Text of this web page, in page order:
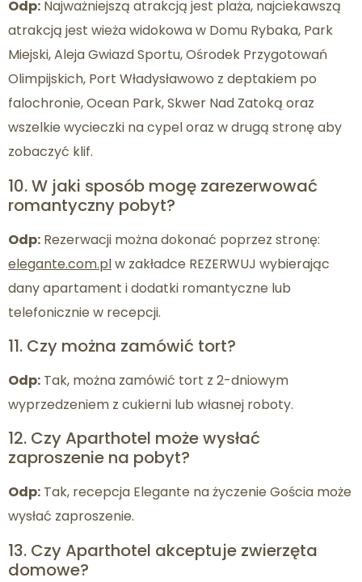
Odp: Najważniejszą atrakcją jest plaża, najciekawszą
atrakcją jest wieża widokowa w Domu Rybaka, Park
Miejski, Aleja Gwiazd Sportu, Ośrodek Przygotowań
Olimpijskich, Port Władysławowo z deptakiem po
falochronie, Ocean Park, Skwer Nad Zatoką oraz
wszelkie wycieczki na cypel oraz w drugą stronę aby
zobaczyć klif.​
10. W jaki sposób mogę zarezerwować
romantyczny pobyt?
Odp: Rezerwacji można dokonać poprzez stronę:
elegante.com.plw zakładce REZERWUJ wybierając
dany apartament i dodatki romantyczne lub
telefonicznie w recepcji.
11. Czy można zamówić tort?
Odp: Tak, można zamówić tort z 2-dniowym
wyprzedzeniem z cukierni lub własnej roboty.
12. Czy Aparthotel może wysłać
zaproszenie na pobyt?
Odp: Tak, recepcja Elegante na życzenie Gościa może
wysłać zaproszenie.
13. Czy Aparthotel akceptuje zwierzęta
domowe?